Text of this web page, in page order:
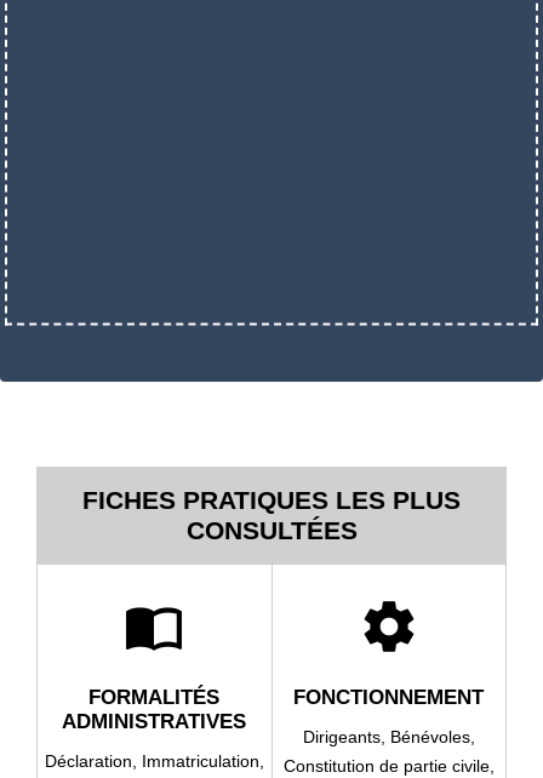
FICHES PRATIQUES LES PLUS
CONSULTÉES
import_contacts
FORMALITÉS
ADMINISTRATIVES
Déclaration, Immatriculation,
settings
FONCTIONNEMENT
Dirigeants, Bénévoles,
Constitution de partie civile,